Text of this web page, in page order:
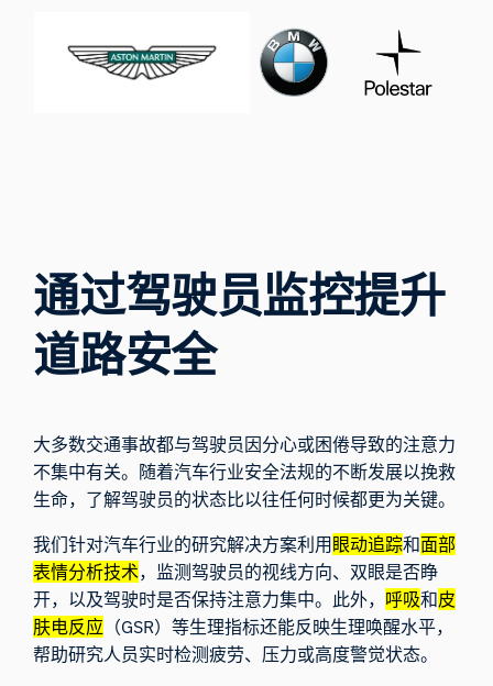
通过驾驶员监控提升
道路安全
大多数交通事故都与驾驶员因分心或困倦导致的注意力
不集中有关。随着汽车行业安全法规的不断发展以挽救
生命，了解驾驶员的状态比以往任何时候都更为关键。
我们针对汽车行业的研究解决方案利用 眼动追踪和面部
表情分析技术，监测驾驶员的视线方向、双眼是否睁
开，以及驾驶时是否保持注意力集中。此外， 呼吸和皮
肤电反应 （GSR）等生理指标还能反映生理唤醒水平，
帮助研究人员实时检测疲劳、压力或高度警觉状态。